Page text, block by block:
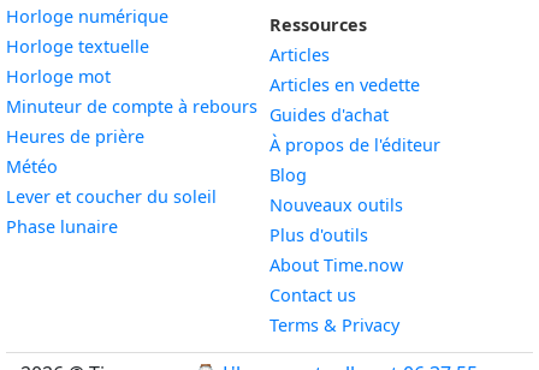
Horloge numériqueWidget
Horloge textuelleWidget
Horloge motWidget
Minuteur de compte à rebours Widget
Heures de prièreWidget
Météo
Lever et coucher du soleil
Phase lunaireWidget
Ressources
Articles
Articles en vedette
Guides d'achat
À propos de l'éditeur
Blog
Nouveaux outils
Plus d'outils
About Time.now
Contact us
Terms & Privacy